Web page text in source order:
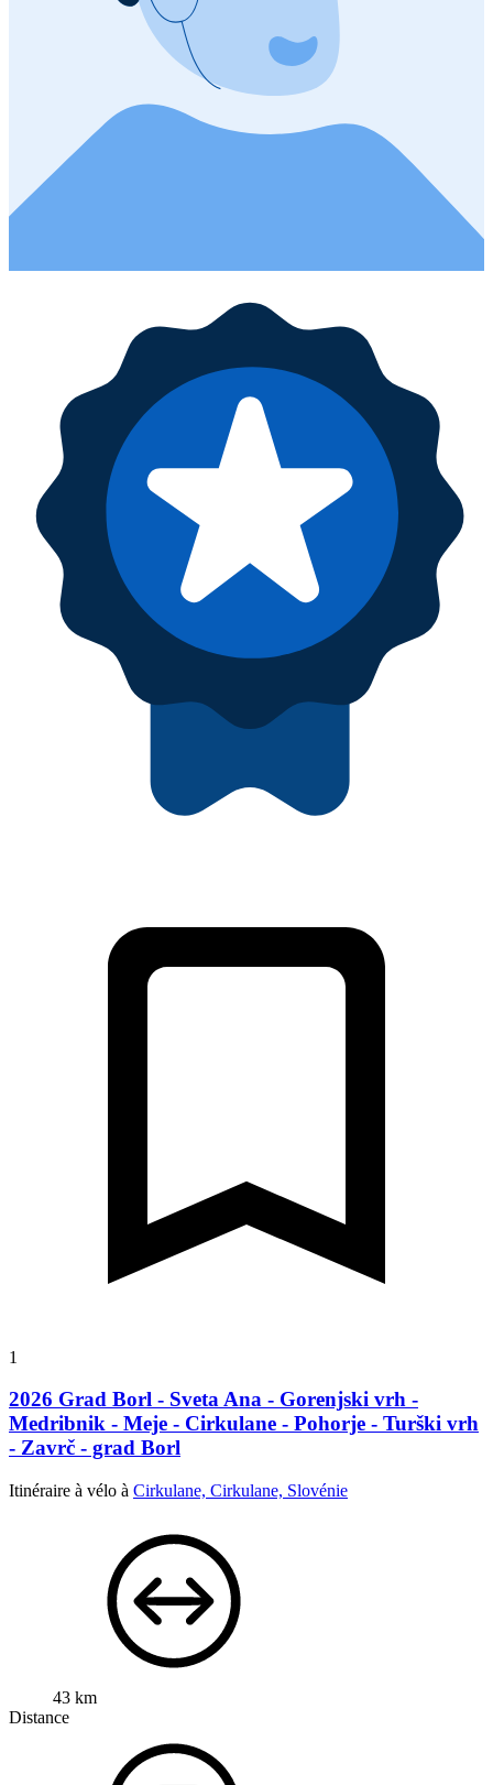
1
2026 Grad Borl - Sveta Ana - Gorenjski vrh -
Medribnik - Meje - Cirkulane - Pohorje - Turški vrh
- Zavrč - grad Borl
Itinéraire à vélo à Cirkulane, Cirkulane, Slovénie
43 km
Distance